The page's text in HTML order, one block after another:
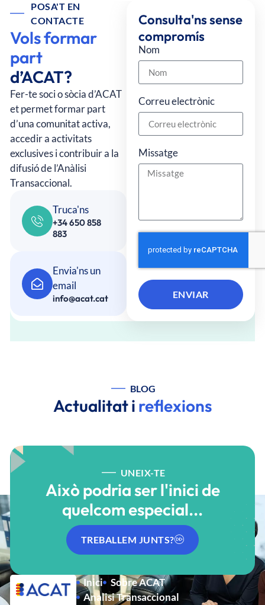
POSA'T EN
CONTACTE
Vols formar
part
d’ACAT?
Fer-te soci o sòcia d’ACAT
et permet formar part
d’una comunitat activa,
accedir a activitats
exclusives i contribuir a la
difusió de l’Anàlisi
Transaccional.
Truca'ns
+34 650 858
883
Envia'ns un
email
info@acat.cat
Consulta'ns sense
compromís
Nom
Correu electrònic
Missatge
ENVIAR
BLOG
Actualitat i reflexions
UNEIX-TE
Això podria ser l'inici de
quelcom especial...
TREBALLEM JUNTS?
Inici
Sobre ACAT
Analisi Transaccional